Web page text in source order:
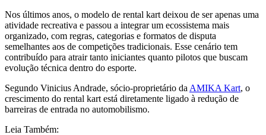
Nos últimos anos, o modelo de rental kart deixou de ser apenas uma
atividade recreativa e passou a integrar um ecossistema mais
organizado, com regras, categorias e formatos de disputa
semelhantes aos de competições tradicionais. Esse cenário tem
contribuído para atrair tanto iniciantes quanto pilotos que buscam
evolução técnica dentro do esporte.
Segundo Vinicius Andrade, sócio-proprietário da AMIKA Kart, o
crescimento do rental kart está diretamente ligado à redução de
barreiras de entrada no automobilismo.
Leia Também: